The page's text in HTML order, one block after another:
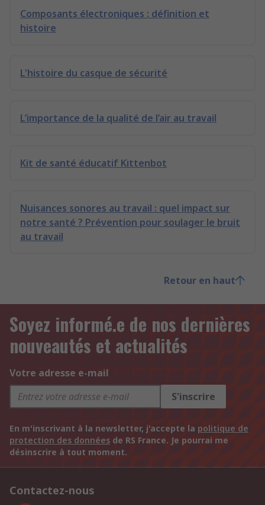
Composants électroniques : définition et
histoire
L'histoire du casque de sécurité
L’importance de la qualité de l’air au travail
Kit de santé éducatif Kittenbot
Nuisances sonores au travail : quel impact sur
notre santé ? Prévention pour soulager le bruit
au travail
Retour en haut
Soyez informé.e de nos dernières
nouveautés et actualités
Votre adresse e-mail
S'inscrire
En m'inscrivant à la newsletter, j'accepte la politique de
protection des données de RS France. Je pourrai me
désinscrire à tout moment.
Contactez-nous